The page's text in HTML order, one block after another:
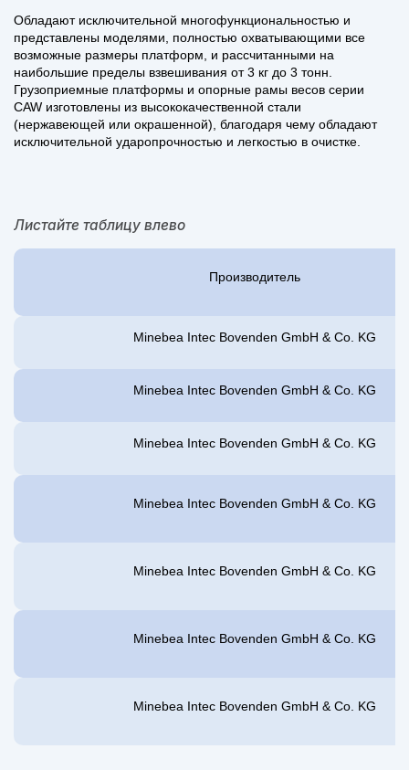
Обладают исключительной многофункциональностью и
представлены моделями, полностью охватывающими все
возможные размеры платформ, и рассчитанными на
наибольшие пределы взвешивания от 3 кг до 3 тонн.
Грузоприемные платформы и опорные рамы весов серии
CAW изготовлены из высококачественной стали
(нержавеющей или окрашенной), благодаря чему обладают
исключительной ударопрочностью и легкостью в очистке.
Листайте таблицу влево
Производитель
Minebea Intec Bovenden GmbH & Co. KG
Minebea Intec Bovenden GmbH & Co. KG
Minebea Intec Bovenden GmbH & Co. KG
Minebea Intec Bovenden GmbH & Co. KG
Minebea Intec Bovenden GmbH & Co. KG
Minebea Intec Bovenden GmbH & Co. KG
Minebea Intec Bovenden GmbH & Co. KG